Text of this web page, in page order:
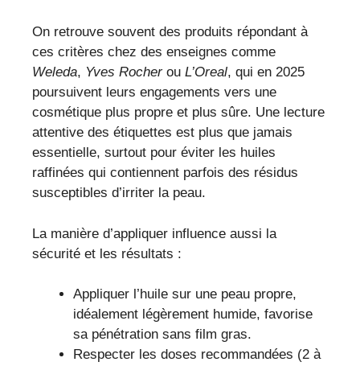
On retrouve souvent des produits répondant à
ces critères chez des enseignes comme
Weleda, Yves Rocherou L’Oreal, qui en 2025
poursuivent leurs engagements vers une
cosmétique plus propre et plus sûre. Une lecture
attentive des étiquettes est plus que jamais
essentielle, surtout pour éviter les huiles
raffinées qui contiennent parfois des résidus
susceptibles d’irriter la peau.
La manière d’appliquer influence aussi la
sécurité et les résultats :
Appliquer l’huile sur une peau propre,
idéalement légèrement humide, favorise
sa pénétration sans film gras.
Respecter les doses recommandées (2 à